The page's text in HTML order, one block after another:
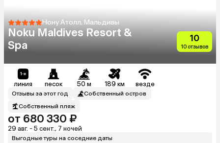
Нону Атолл, Мальдивы
Noku Maldives Resort &
Spa
10
10 отзывов
линия песок 50 м 189 км везде
Отзывы за этот год
Собственный остров
Собственный пляж
от 680 330 ₽
29 авг. - 5 сент., 7 ночей
Выгодные туры на соседние даты